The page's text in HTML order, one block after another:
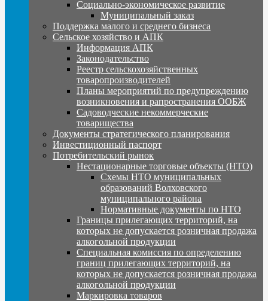
Социально-экономическое развитие
Муниципальный заказ
Поддержка малого и среднего бизнеса
Сельское хозяйство и АПК
Информация АПК
Законодательство
Реестр сельскохозяйственных
товаропроизводителей
Планы мероприятий по предупреждению
возникновения и рапространения ООБЖ
Садоводческие некоммерческие
товарищества
Документы стратегического планирования
Инвестиционный паспорт
Потребительский рынок
Нестационарные торговые объекты (НТО)
Схемы НТО муниципальных
образований Волховского
муниципального района
Нормативные документы по НТО
Границы прилегающих территорий, на
которых не допускается розничная продажа
алкогольной продукции
Специальная комиссия по определению
границ прилегающих территорий, на
которых не допускается розничная продажа
алкогольной продукции
Маркировка товаров